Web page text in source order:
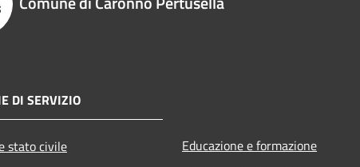
DI SERVIZIO
stato civile
Educazione e formazione